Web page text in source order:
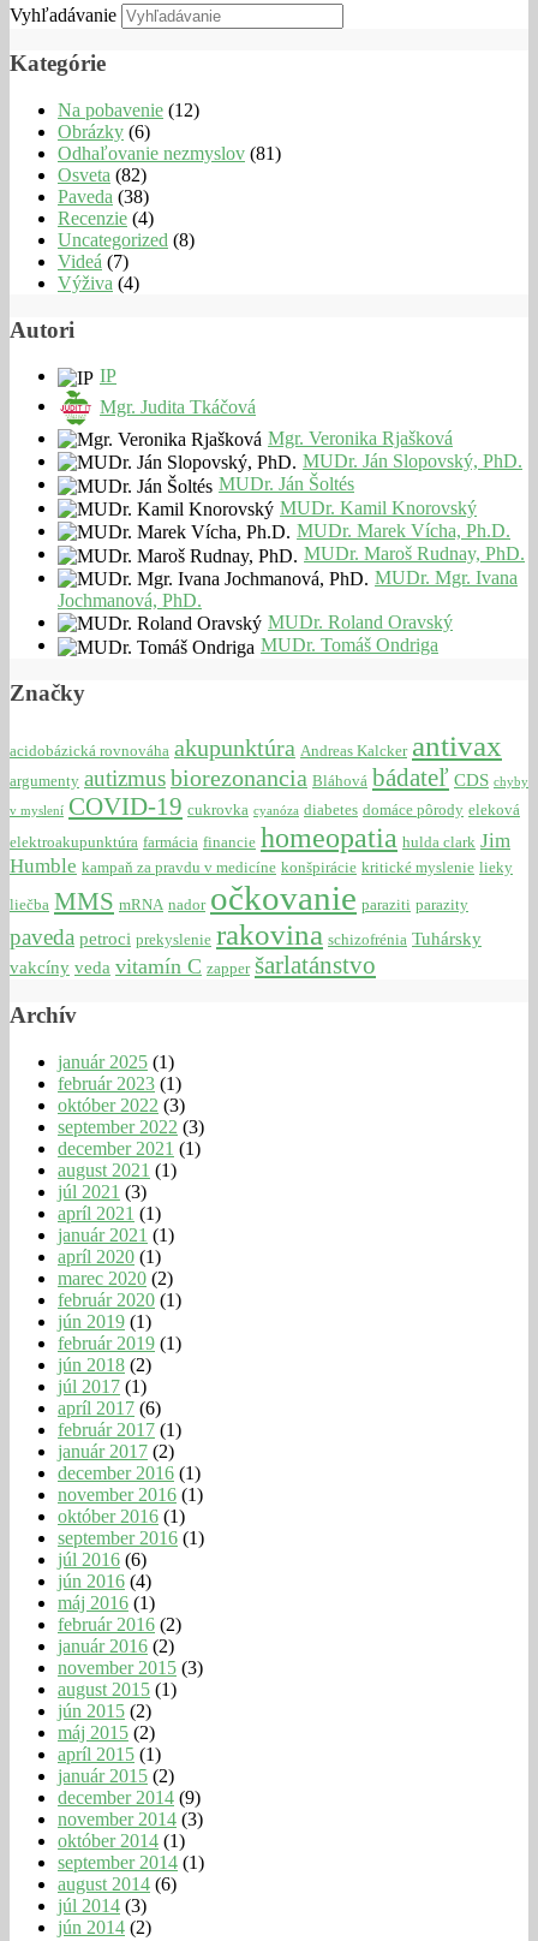
Vyhľadávanie
Kategórie
Na pobavenie (12)
Obrázky (6)
Odhaľovanie nezmyslov (81)
Osveta (82)
Paveda (38)
Recenzie (4)
Uncategorized (8)
Videá (7)
Výživa (4)
Autori
IP
Mgr. Judita Tkáčová
Mgr. Veronika Rjašková
MUDr. Ján Slopovský, PhD.
MUDr. Ján Šoltés
MUDr. Kamil Knorovský
MUDr. Marek Vícha, Ph.D.
MUDr. Maroš Rudnay, PhD.
MUDr. Mgr. Ivana
Jochmanová, PhD.
MUDr. Roland Oravský
MUDr. Tomáš Ondriga
Značky
acidobázická rovnováha akupunktúra Andreas Kalcker antivax
argumenty autizmusbiorezonancia Bláhová bádateľ CDS chyby
v myslení COVID-19 cukrovka cyanóza diabetes domáce pôrody eleková
elektroakupunktúra farmácia financie homeopatia hulda clark Jim
Humble kampaň za pravdu v medicíne konšpirácie kritické myslenie lieky
liečba MMS mRNA nador očkovanie paraziti parazity
paveda petroci prekyslenie rakovina schizofrénia Tuhársky
vakcíny veda vitamín C zapper šarlatánstvo
Archív
január 2025 (1)
február 2023 (1)
október 2022 (3)
september 2022 (3)
december 2021 (1)
august 2021 (1)
júl 2021 (3)
apríl 2021 (1)
január 2021 (1)
apríl 2020 (1)
marec 2020 (2)
február 2020 (1)
jún 2019 (1)
február 2019 (1)
jún 2018 (2)
júl 2017 (1)
apríl 2017 (6)
február 2017 (1)
január 2017 (2)
december 2016 (1)
november 2016 (1)
október 2016 (1)
september 2016 (1)
júl 2016 (6)
jún 2016 (4)
máj 2016 (1)
február 2016 (2)
január 2016 (2)
november 2015 (3)
august 2015 (1)
jún 2015 (2)
máj 2015 (2)
apríl 2015 (1)
január 2015 (2)
december 2014 (9)
november 2014 (3)
október 2014 (1)
september 2014 (1)
august 2014 (6)
júl 2014 (3)
jún 2014 (2)